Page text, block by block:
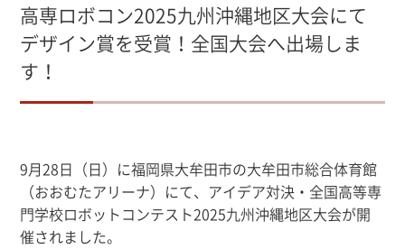
高専ロボコン2025九州沖縄地区大会にて
デザイン賞を受賞！全国大会へ出場しま
す！
9月28日（日）に福岡県大牟田市の大牟田市総合体育館
（おおむたアリーナ）にて、 アイデア対決・全国高等専
門学校ロボットコンテスト2025九州沖縄地区大会が開
催されました。